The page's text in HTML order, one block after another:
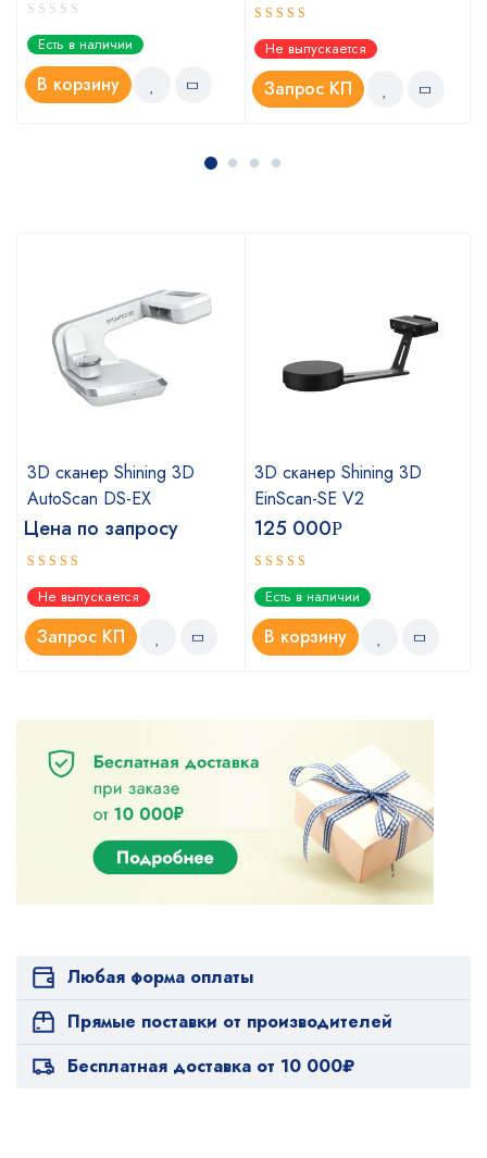
Есть в наличии
В корзину
Оценка
5.00из 5
Не выпускается
Запрос КП
3D сканер Shining 3D
AutoScan DS-EX
Цена по запросу
Оценка
4.67из 5
Не выпускается
Запрос КП
3D сканер Shining 3D
EinScan-SE V2
125 000Р
Оценка
5.00из 5
Есть в наличии
В корзину
Любая форма оплаты
Прямые поставки от производителей
Бесплатная доставка от 10 000₽